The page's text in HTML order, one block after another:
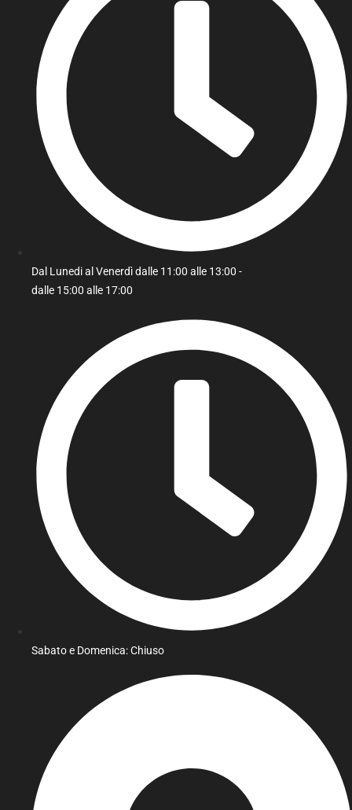
Dal Lunedi al Venerdì dalle 11:00 alle 13:00 -
dalle 15:00 alle 17:00
Sabato e Domenica: Chiuso